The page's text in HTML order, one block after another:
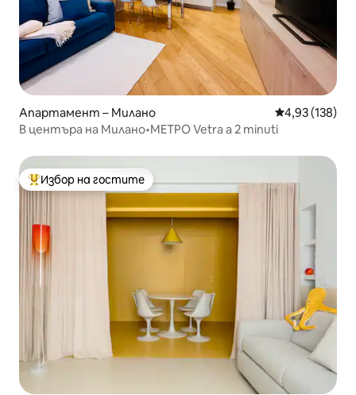
Апартамент – Милано Средна
4,93 (138)
В центъра на Милано•МЕТРО Vetra a 2 minuti
Най-популярен избор на гостите
Избор на гостите